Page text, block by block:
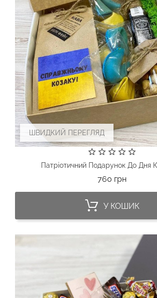
ШВИДКИЙ ПЕРЕГЛЯД
Патріотичний Подарунок До Дня
760 грнЦіна
У КОШИК